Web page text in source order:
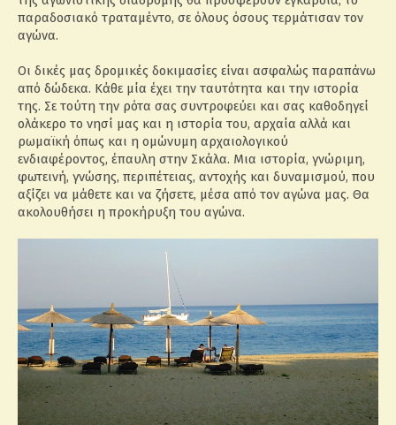
παραδοσιακό τραταμέντο, σε όλους όσους τερμάτισαν τον
αγώνα.
Οι δικές μας δρομικές δοκιμασίες είναι ασφαλώς παραπάνω
από δώδεκα. Κάθε μία έχει την ταυτότητα και την ιστορία
της. Σε τούτη την ρότα σας συντροφεύει και σας καθοδηγεί
ολάκερο το νησί μας και η ιστορία του, αρχαία αλλά και
ρωμαϊκή όπως και η ομώνυμη αρχαιολογικού
ενδιαφέροντος, έπαυλη στην Σκάλα. Μια ιστορία, γνώριμη,
φωτεινή, γνώσης, περιπέτειας, αντοχής και δυναμισμού, που
αξίζει να μάθετε και να ζήσετε, μέσα από τον αγώνα μας. Θα
ακολουθήσει η προκήρυξη του αγώνα.